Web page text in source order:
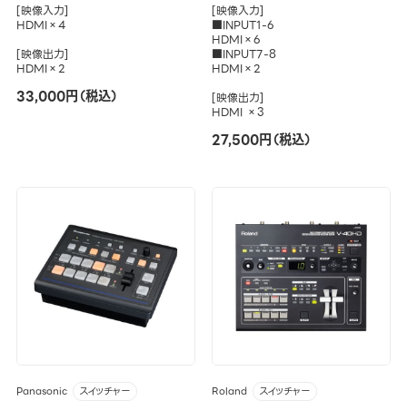
[映像入力]
HDMI×4
[映像出力]
HDMI×2
33,000円（税込）
[映像入力]
■INPUT1-6
HDMI×6
■INPUT7-8
HDMI×2
[映像出力]
HDMI ×3
27,500円（税込）
Panasonic スイッチャー Roland スイッチャー